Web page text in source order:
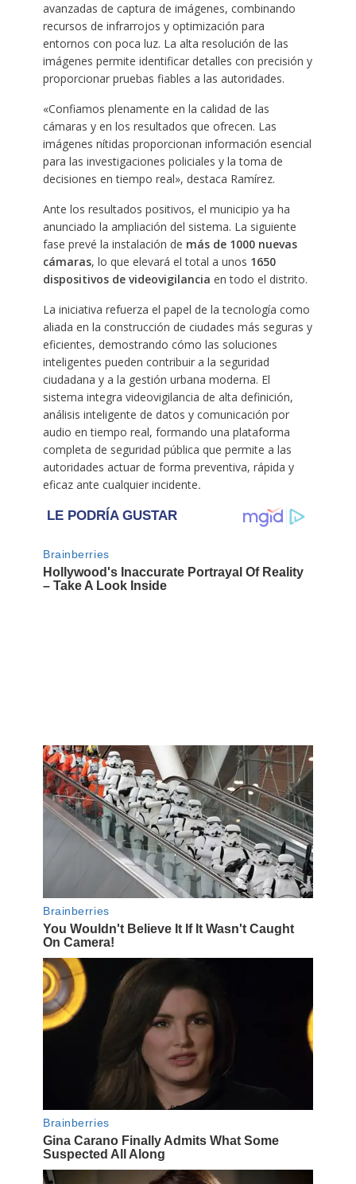
avanzadas de captura de imágenes, combinando
recursos de infrarrojos y optimización para
entornos con poca luz. La alta resolución de las
imágenes permite identificar detalles con precisión y
proporcionar pruebas fiables a las autoridades.
«Confiamos plenamente en la calidad de las
cámaras y en los resultados que ofrecen. Las
imágenes nítidas proporcionan información esencial
para las investigaciones policiales y la toma de
decisiones en tiempo real», destaca Ramírez.
Ante los resultados positivos, el municipio ya ha
anunciado la ampliación del sistema. La siguiente
fase prevé la instalación de más de 1000 nuevas
cámaras, lo que elevará el total a unos 1650
dispositivos de videovigilancia en todo el distrito.
La iniciativa refuerza el papel de la tecnología como
aliada en la construcción de ciudades más seguras y
eficientes, demostrando cómo las soluciones
inteligentes pueden contribuir a la seguridad
ciudadana y a la gestión urbana moderna. El
sistema integra videovigilancia de alta definición,
análisis inteligente de datos y comunicación por
audio en tiempo real, formando una plataforma
completa de seguridad pública que permite a las
autoridades actuar de forma preventiva, rápida y
eficaz ante cualquier incidente.